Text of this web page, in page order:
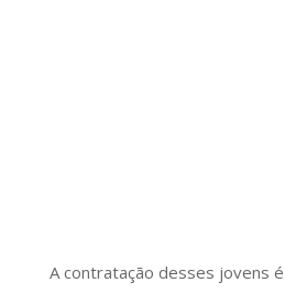
A contratação desses jovens